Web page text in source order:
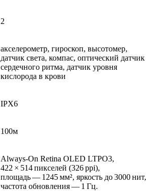
2
акселерометр, гироскоп, высотомер,
датчик света, компас, оптический датчик
сердечного ритма, датчик уровня
кислорода в крови
IPX6
100м
Always‑On Retina OLED LTPO3,
422 × 514 пикселей (326 ppi),
площадь — 1245 мм², яркость до 3000 нит,
частота обновления — 1 Гц.